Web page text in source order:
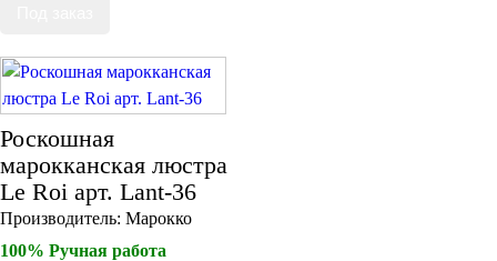
Роскошная
марокканская люстра
Le Roi арт. Lant-36
Производитель: Марокко
100% Ручная работа